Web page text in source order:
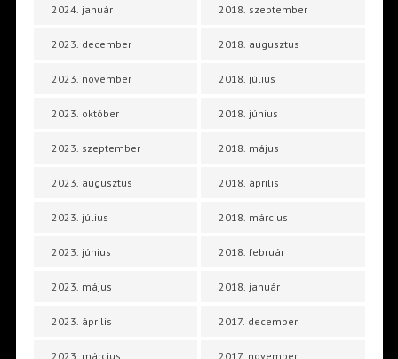
2024. január
2023. december
2023. november
2023. október
2023. szeptember
2023. augusztus
2023. július
2023. június
2023. május
2023. április
2023. március
2018. szeptember
2018. augusztus
2018. július
2018. június
2018. május
2018. április
2018. március
2018. február
2018. január
2017. december
2017. november